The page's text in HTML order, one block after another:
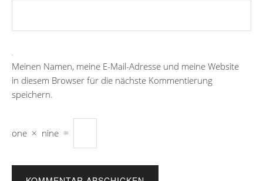
Meinen Namen, meine E-Mail-Adresse und meine Website
in diesem Browser für die nächste Kommentierung
speichern.
one × nine =